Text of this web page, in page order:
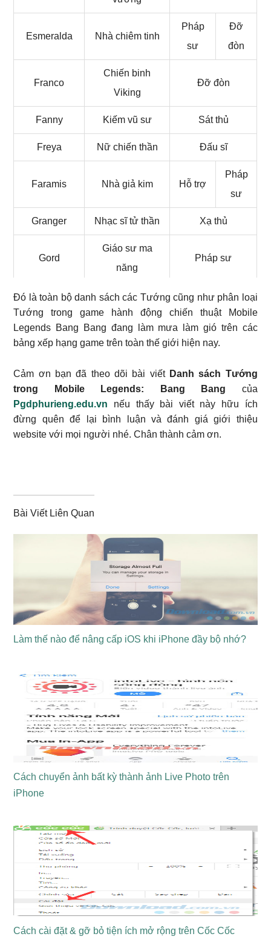
Esmeralda Nhà chiêm tinh
Pháp
sư
Đỡ
đòn
Franco
Chiến binh
Viking
Đỡ đòn
Fanny Kiếm vũ sư Sát thủ
Freya Nữ chiến thần Đấu sĩ
Faramis Nhà giả kim Hỗ trợ
Pháp
sư
Granger Nhạc sĩ tử thần Xạ thủ
Gord
Giáo sư ma
năng
Pháp sư
Gatotkaca Huyền thoại Đỡ đòn
Grock
Pháp đài cự
nhân
Đỡ đòn
Gusion
Lưỡi kiếm thánh
thần
Sát thủ
Pháp
sư
Guinevere Quý cô Violet Đấu sĩ
Pháp
Hằng Nga
Huyết sắc chi
ảnh
Vệ thần
Hilda Cự thạch chi lực Đấu sĩ
Đỡ
Helcurt Chí ảnh giả Sát thủ
Hanzo
Ảnh ma nhẫn
giả
Kẻ du hành thời
Irithel Xạ thủ
Johnson Quái xế Đỡ đòn
Jawhead Trái tim quả cảm Đấu sĩ
Karina
Lưỡi kiếm bóng
Sát thủ
Pháp
Đó là toàn bộ danh sách các Tướng cũng như phân loại
Tướng trong game hành động chiến thuật Mobile
Legends Bang Bang đang làm mưa làm gió trên các
bảng xếp hạng game trên toàn thế giới hiện nay.
Cảm ơn bạn đã theo dõi bài viết Danh sách Tướng
trong Mobile Legends: Bang Bang của
Pgdphurieng.edu.vn nếu thấy bài viết này hữu ích
đừng quên để lại bình luận và đánh giá giới thiệu
website với mọi người nhé. Chân thành cảm ơn.
Bài Viết Liên Quan
Làm thế nào để nâng cấp iOS khi iPhone đầy bộ nhớ?
Cách chuyển ảnh bất kỳ thành ảnh Live Photo trên
iPhone
Cách cài đặt & gỡ bỏ tiện ích mở rộng trên Cốc Cốc